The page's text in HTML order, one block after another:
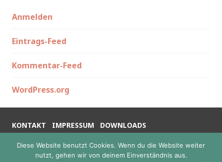
Anmelden
Eintrags-Feed
Kommentar-Feed
WordPress.org
KONTAKT IMPRESSUM
DOWNLOADS
Diese Website benutzt Cookies. Wenn du die Website weiter
nutzt, gehen wir von deinem Einverständnis aus.